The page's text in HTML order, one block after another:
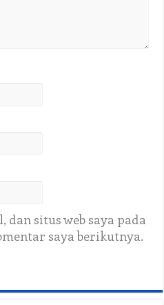
dan situs web saya pada
saya berikutnya.